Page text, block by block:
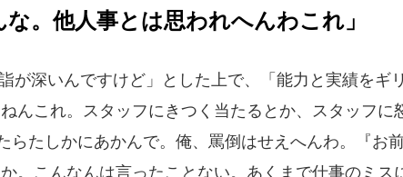
な。他人事とは思われへんわこれ」
が深いんですけど」とした上で、「能力と実績をギ
んこれ。スタッフにきつく当たるとか、スタッフに
らたしかにあかんで。俺、罵倒はせえへんわ。『お
。こんなんは言ったことない。あくまで仕事のミス